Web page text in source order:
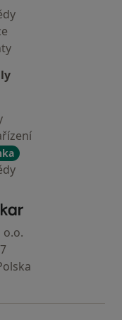
- Hlavní stránka
o.o.